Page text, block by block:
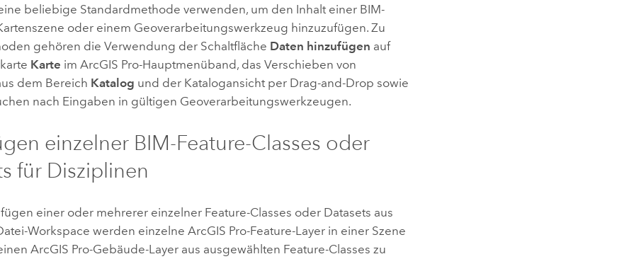
beliebige Standardmethode verwenden, um den Inhalt einer BIM-
oder einem Geoverarbeitungswerkzeug hinzuzufügen. Zu
gehören die Verwendung der Schaltfläche Daten hinzufügen auf
Karte imArcGIS Pro-Hauptmenüband, das Verschieben von
dem Bereich Katalog und der Katalogansicht per Drag-and-Drop sowie
nach Eingaben in gültigen Geoverarbeitungswerkzeugen.
einzelner BIM-Feature-Classes oder
für Disziplinen
einer oder mehrerer einzelner Feature-Classes oder Datasets aus
Workspace werden einzelneArcGIS Pro-Feature-Layer in einer Szene
ArcGIS Pro-Gebäude-Layer aus ausgewählten Feature-Classes zu